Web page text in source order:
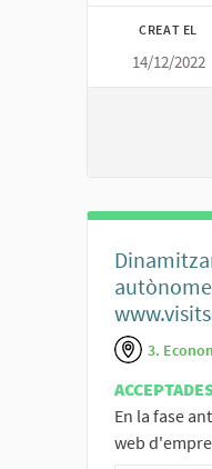
CREAT EL
14/12/2022
3.
En la fase
web